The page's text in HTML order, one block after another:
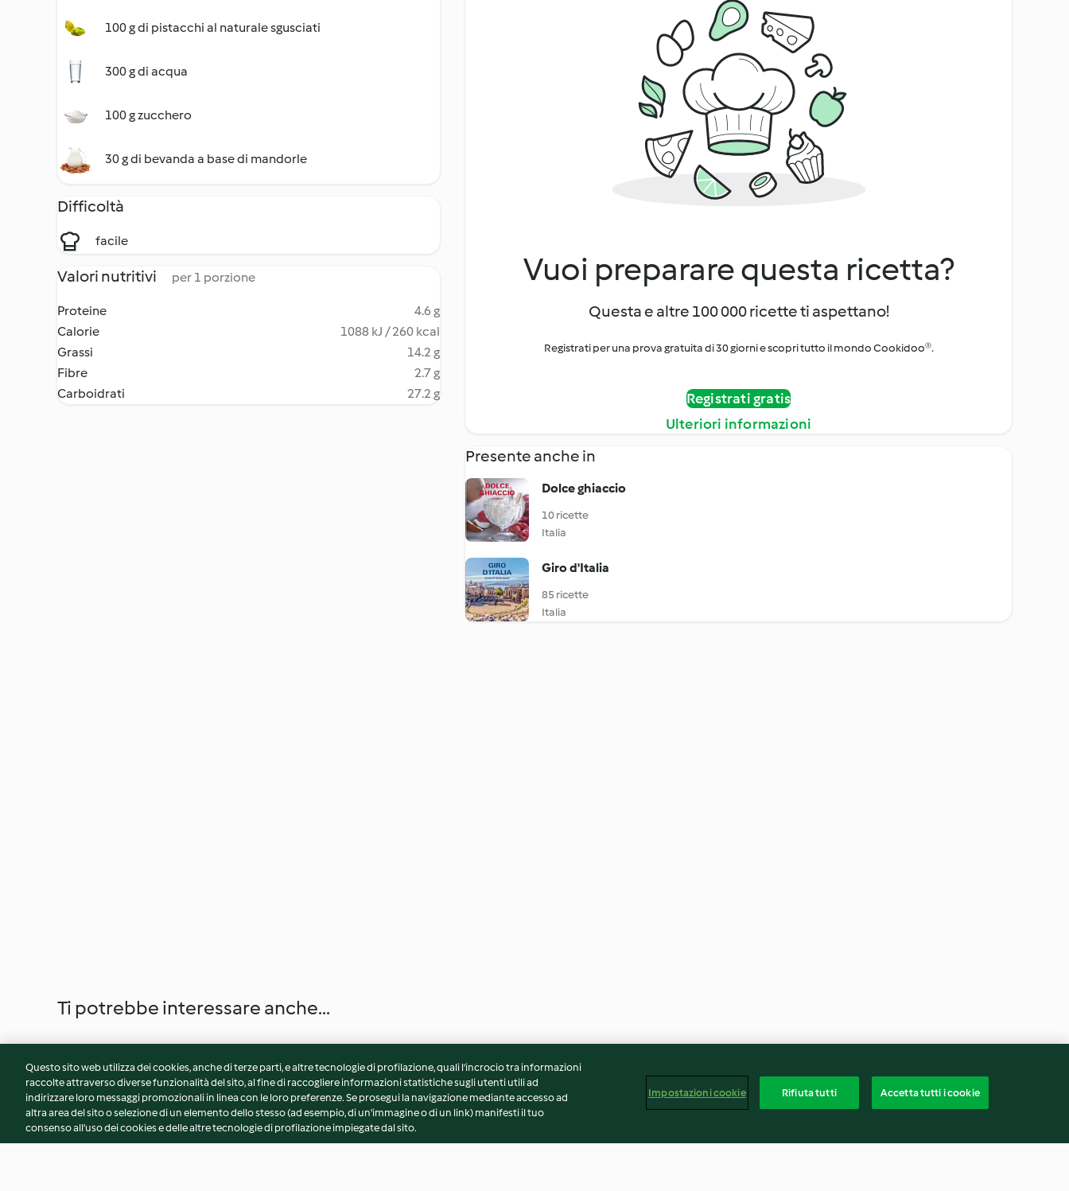
100 g di pistacchi al naturale sgusciati
300 g di acqua
100 g zucchero
30 g di bevanda a base di mandorle
Difficoltà
facile
Valori nutritivi per 1 porzione
Proteine
4.6 g
Calorie
1088 kJ / 260 kcal
Grassi
14.2 g
Fibre
2.7 g
Carboidrati
27.2 g
Vuoi preparare questa ricetta?
Questa e altre 100 000 ricette ti aspettano!
Registrati per una prova gratuita di 30 giorni e scopri tutto il mondo Cookidoo®.
Registrati gratis
Ulteriori informazioni
Presente anche in
Dolce ghiaccio
10 ricette
Italia
Giro d'Italia
85 ricette
Italia
Ti potrebbe interessare anche...
Questo sito web utilizza dei cookies, anche di terze parti, e altre tecnologie di profilazione, quali l’incrocio tra informazioni
raccolte attraverso diverse funzionalità del sito, al fine di raccogliere informazioni statistiche sugli utenti utili ad
indirizzare loro messaggi promozionali in linea con le loro preferenze. Se prosegui la navigazione mediante accesso ad
altra area del sito o selezione di un elemento dello stesso (ad esempio, di un'immagine o di un link) manifesti il tuo
consenso all'uso dei cookies e delle altre tecnologie di profilazione impiegate dal sito.
Impostazioni cookie Rifiuta tutti Accetta tutti i cookie